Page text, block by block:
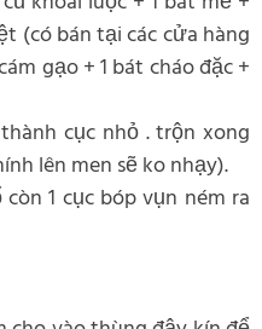
(có bán tại các cửa hàng
gạo + 1 bát cháo đặc +
cục nhỏ . trộn xong
lên men sẽ ko nhạy).
1 cục bóp vụn ném ra